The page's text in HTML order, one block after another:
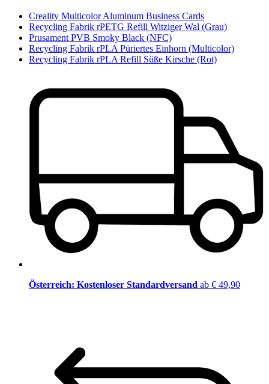
Creality Multicolor Aluminum Business Cards
Recycling Fabrik rPETG Refill Witziger Wal (Grau)
Prusament PVB Smoky Black (NFC)
Recycling Fabrik rPLA Püriertes Einhorn (Multicolor)
Recycling Fabrik rPLA Refill Süße Kirsche (Rot)
Österreich: Kostenloser Standardversand ab € 49,90